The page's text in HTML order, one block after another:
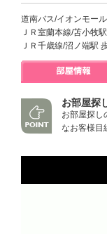
道南バス/イオンモー
ＪＲ室蘭本線/苫小牧
ＪＲ千歳線/沼ノ端駅
お部屋探
お部屋探し
なお客様目